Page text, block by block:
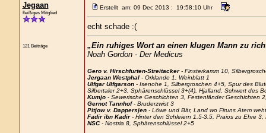
Jegaan
fleißiges Mitglied
121 Beiträge
Erstellt am: 09 Dec 2013 : 19:58:10 Uhr
echt schade :(
„Ein ruhiges Wort an einen klugen Mann zu
Noah Gordon - Der Medicus
Gero v. Hirschfurten-Streitacker- Finsterkamm 10,
Jergaan Westphal- Orklande 1, Weinblatt 1
Ulfgar Ulfgarson- Isenohe 1, Silbergroschen 4+5, Spur des
Silbertaler 2+3, Sphärenschlüssel 3+(4), Hjalland, Schwert des
Kumjo- Sewerische Geschichten 3, Festenländer Geschichten
Gernot Tannhof- Bruderzwist 3
Pitjow v. Dappersjen- Löwe und Bär, Land wo Firuns Atem
Fadir ibn Kadir- Hinter den Schleiern 1.5-3.5, Praios zu Ehre 3,
NSC- Nostria 8, Sphärenschlüssel 2+5